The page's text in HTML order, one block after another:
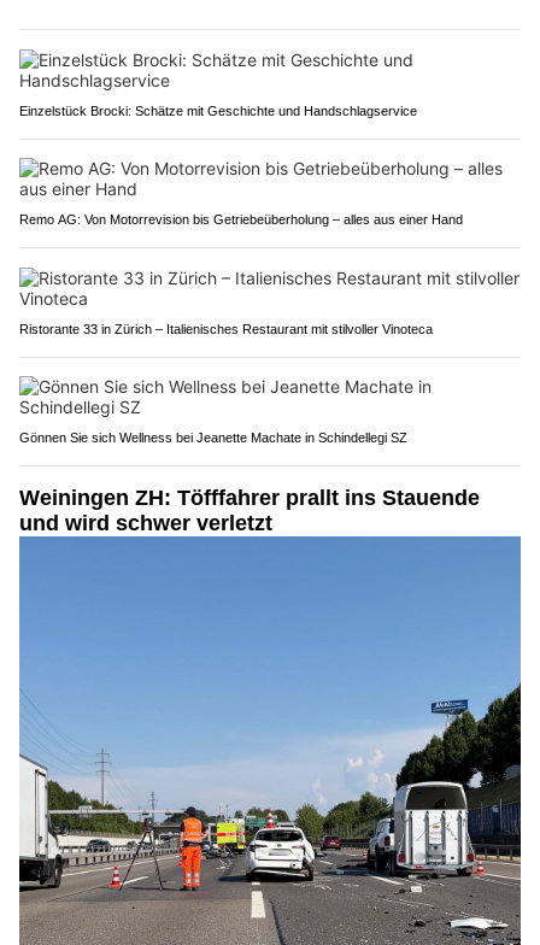
Einzelstück Brocki: Schätze mit Geschichte und Handschlagservice
Remo AG: Von Motorrevision bis Getriebeüberholung – alles aus einer Hand
Ristorante 33 in Zürich – Italienisches Restaurant mit stilvoller Vinoteca
Gönnen Sie sich Wellness bei Jeanette Machate in Schindellegi SZ
Weiningen ZH: Töfffahrer prallt ins Stauende
und wird schwer verletzt